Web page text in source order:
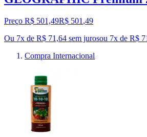
Preço R$ 501,49R$ 501 ,49
Ou 7x de R$ 71,64 sem jurosou 7x de R$
Compra Internacional